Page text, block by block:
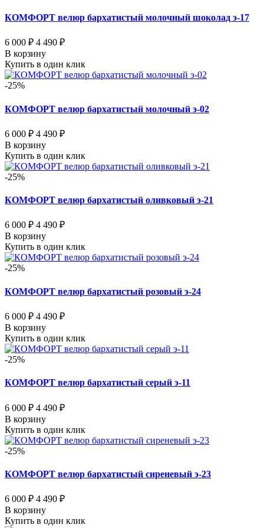
КОМФОРТ велюр бархатистый молочный шоколад э-17
6 000 ₽ 4 490 ₽
В корзину
Купить в один клик
-25%
КОМФОРТ велюр бархатистый молочный э-02
6 000 ₽ 4 490 ₽
В корзину
Купить в один клик
-25%
КОМФОРТ велюр бархатистый оливковый э-21
6 000 ₽ 4 490 ₽
В корзину
Купить в один клик
-25%
КОМФОРТ велюр бархатистый розовый э-24
6 000 ₽ 4 490 ₽
В корзину
Купить в один клик
-25%
КОМФОРТ велюр бархатистый серый э-11
6 000 ₽ 4 490 ₽
В корзину
Купить в один клик
-25%
КОМФОРТ велюр бархатистый сиреневый э-23
6 000 ₽ 4 490 ₽
В корзину
Купить в один клик